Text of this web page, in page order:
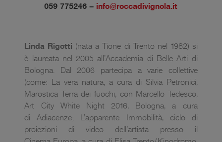
059 775246 – info@roccadivignola.it
Linda Rigotti (nata a Tione di Trento nel 1982) si
è laureata nel 2005 all’Accademia di Belle Arti di
Bologna. Dal 2006 partecipa a varie collettive
(come: La vera natura, a cura di Silvia Petronici,
Marostica Terra dei fuochi, con Marcello Tedesco,
Art City White Night 2016, Bologna, a cura
di Adiacenze; L’apparente Immobilità, ciclo di
proiezioni di video dell’artista presso il